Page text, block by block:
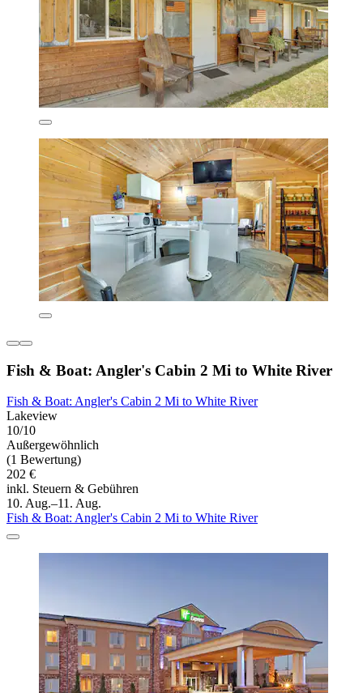
Fish & Boat: Angler's Cabin 2 Mi to White River
Fish & Boat: Angler's Cabin 2 Mi to White River
Lakeview
10/10
Außergewöhnlich
(1 Bewertung)
202 €
inkl. Steuern & Gebühren
10. Aug.–11. Aug.
Fish & Boat: Angler's Cabin 2 Mi to White River